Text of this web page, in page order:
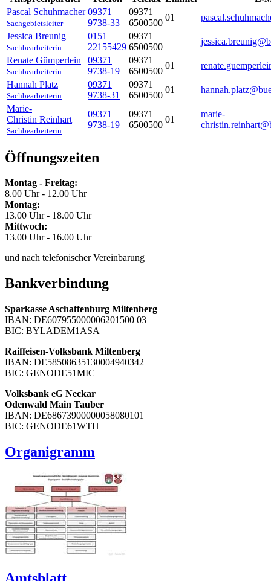
Pascal Schuhmacher
Sachgebietsleiter
09371
9738-33
09371
6500500
01
Jessica Breunig
Sachbearbeiterin
0151
22155429
09371
6500500
Renate Gümperlein
Sachbearbeiterin
09371
9738-19
09371
6500500
01
Hannah Platz
Sachbearbeiterin
09371
9738-31
09371
6500500
01
Marie-
Christin Reinhart
Sachbearbeiterin
09371
9738-19
09371
6500500
01
marie-
Öffnungszeiten
Montag - Freitag:
8.00 Uhr - 12.00 Uhr
Montag:
13.00 Uhr - 18.00 Uhr
Mittwoch:
13.00 Uhr - 16.00 Uhr
und nach telefonischer Vereinbarung
Bankverbindung
Sparkasse Aschaffenburg Miltenberg
IBAN: DE607955000006201500 03
BIC: BYLADEM1ASA
Raiffeisen-Volksbank Miltenberg
IBAN: DE58508635130004940342
BIC: GENODE51MIC
Volksbank eG Neckar
Odenwald Main Tauber
IBAN: DE68673900000058080101
BIC: GENODE61WTH
Organigramm